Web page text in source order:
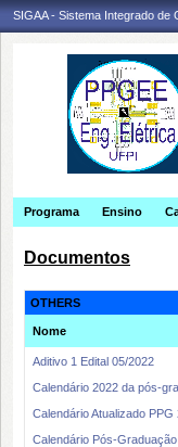
SIGAA - Sistema Integrado de
Programa Ensino
Documentos
OTHERS
Nome
Aditivo 1 Edital 05/2022
Calendário 2022 da pós-
Calendário Atualizado PPG
Calendário Pós-